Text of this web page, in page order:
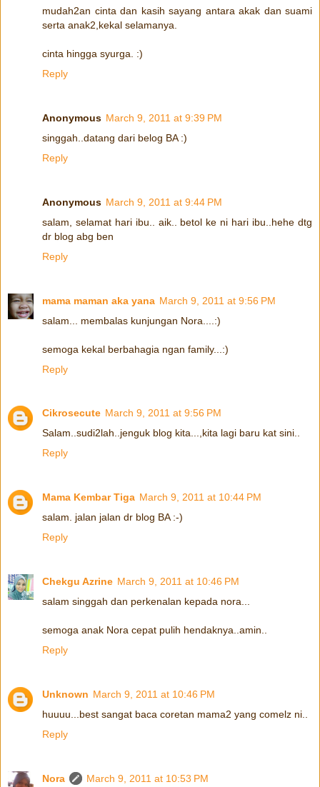
mudah2an cinta dan kasih sayang antara akak dan suami
serta anak2,kekal selamanya.
cinta hingga syurga. :)
Reply
Anonymous March 9, 2011 at 9:39 PM
singgah..datang dari belog BA :)
Reply
Anonymous March 9, 2011 at 9:44 PM
salam, selamat hari ibu.. aik.. betol ke ni hari ibu..hehe dtg
dr blog abg ben
Reply
mama maman aka yana March 9, 2011 at 9:56 PM
salam... membalas kunjungan Nora....:)
semoga kekal berbahagia ngan family...:)
Reply
Cikrosecute March 9, 2011 at 9:56 PM
Salam..sudi2lah..jenguk blog kita...,kita lagi baru kat sini..
Reply
Mama Kembar Tiga March 9, 2011 at 10:44 PM
salam. jalan jalan dr blog BA :-)
Reply
Chekgu Azrine March 9, 2011 at 10:46 PM
salam singgah dan perkenalan kepada nora...
semoga anak Nora cepat pulih hendaknya..amin..
Reply
Unknown March 9, 2011 at 10:46 PM
huuuu...best sangat baca coretan mama2 yang comelz ni..
Reply
Nora
March 9, 2011 at 10:53 PM